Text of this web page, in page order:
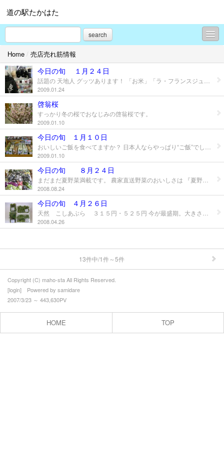
道の駅たかはた
search
HOME
イベント情報
古の里歴史公園 安久津八幡神社
桜開花情報
道の駅周辺の風景
今月の展示コーナー
いろいろなニュース
売店売れ筋情報
グリーンツーリズム
季節の情報（夏）
季節の情報（秋）
季節の情報（冬）
Home / 売店売れ筋情報
今日の旬 １月２４日
2009.01.24
啓翁桜
すっかり冬の桜でおなじみの啓翁桜です。
2009.01.10
今日の旬 １月１０日
2009.01.10
今日の旬 ８月２４日
2008.08.24
今日の旬 ４月２６日
2008.04.26
13件中/1件～5件
Copyright (C) maho-sta All Rights Reserved.
[login] Powered by samidare
2007/3/23 ～ 443,630PV
HOME TOP